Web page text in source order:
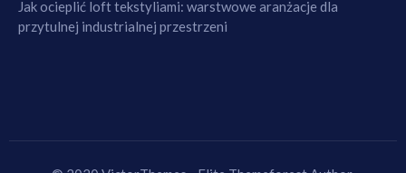
Jak ocieplić loft tekstyliami: warstwowe aranżacje dla
przytulnej industrialnej przestrzeni